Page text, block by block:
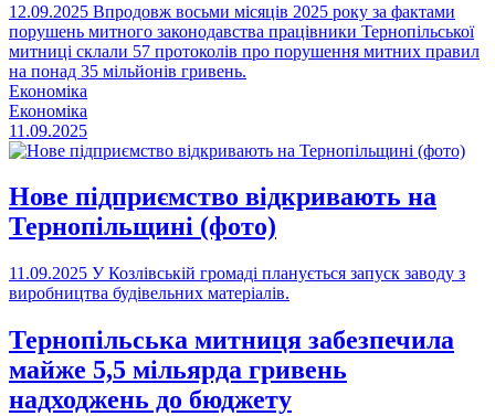
12.09.2025 Впродовж восьми місяців 2025 року за фактами
порушень митного законодавства працівники Тернопільської
митниці склали 57 протоколів про порушення митних правил
на понад 35 мільйонів гривень.
Економіка
Економіка
11.09.2025
Нове підприємство відкривають на
Тернопільщині (фото)
11.09.2025 У Козлівській громаді планується запуск заводу з
виробництва будівельних матеріалів.
Тернопільська митниця забезпечила
майже 5,5 мільярда гривень
надходжень до бюджету